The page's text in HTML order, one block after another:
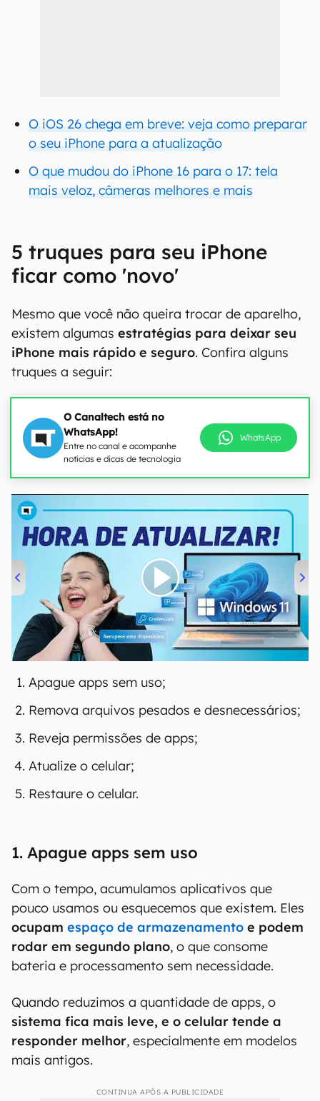
O iOS 26 chega em breve: veja como preparar
o seu iPhone para a atualização
O que mudou do iPhone 16 para o 17: tela
mais veloz, câmeras melhores e mais
5 truques para seu iPhone
ficar como 'novo'
Mesmo que você não queira trocar de aparelho,
existem algumas estratégias para deixar seu
iPhone mais rápido e seguro. Confira alguns
truques a seguir:
O Canaltech está no
WhatsApp!
Entre no canal e acompanhe
notícias e dicas de tecnologia
WhatsApp
00:00 04:52
Apague apps sem uso;
Remova arquivos pesados e desnecessários;
Reveja permissões de apps;
Atualize o celular;
Restaure o celular.
1. Apague apps sem uso
Com o tempo, acumulamos aplicativos que
pouco usamos ou esquecemos que existem. Eles
ocupam espaço de armazenamento e podem
rodar em segundo plano, o que consome
bateria e processamento sem necessidade.
Quando reduzimos a quantidade de apps, o
sistema fica mais leve, e o celular tende a
responder melhor, especialmente em modelos
mais antigos.
CONTINUA APÓS A PUBLICIDADE